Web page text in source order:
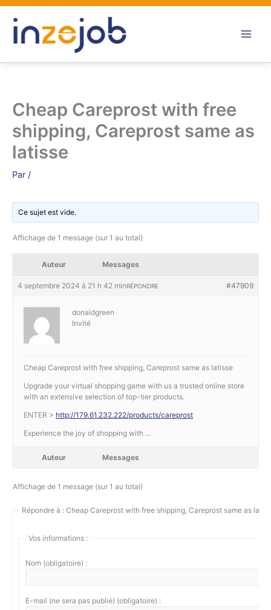
Aller
contenu
Cheap Careprost with free
shipping, Careprost same as
latisse
Par /
Ce sujet est vide.
Affichage de 1 message (sur 1 au total)
Auteur Messages
4 septembre 2024 à 21 h 42 min #47909
RÉPONDRE
donaldgreen
Invité
Cheap Careprost with free shipping, Careprost same as latisse
Upgrade your virtual shopping game with us a trusted online store
with an extensive selection of top-tier products.
ENTER > http://179.61.232.222/products/careprost
Experience the joy of shopping with …
Auteur Messages
Affichage de 1 message (sur 1 au total)
Répondre à : Cheap Careprost with free shipping, Careprost same as
Vos informations :
Nom (obligatoire) :
E-mail (ne sera pas publié) (obligatoire) :